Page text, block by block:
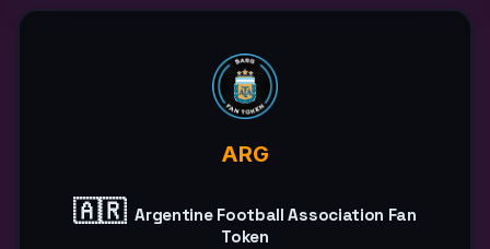
ARG
🇦🇷 Argentine Football Association Fan
Token